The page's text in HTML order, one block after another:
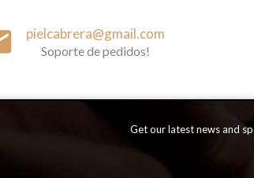
pielcabrera@gmail.com
Soporte de pedidos!
Get our latest news and